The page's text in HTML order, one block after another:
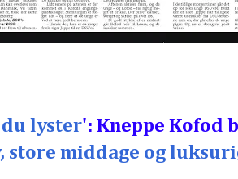
du lyster': Kneppe Kofod
store middage og